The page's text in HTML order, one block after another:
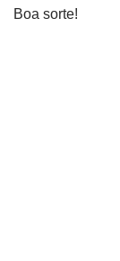
Boa sorte!